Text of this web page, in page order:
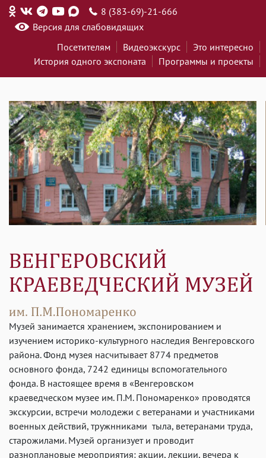
8 (383-69)-21-666
Версия для слабовидящих
Посетителям
Видеоэкскурс
Это интересно
История одного экспоната
Программы и проекты
Музей занимается хранением, экспонированием и
изучением историко-культурного наследия Венгеровского
района. Фонд музея насчитывает 8774 предметов
основного фонда, 7242 единицы вспомогательного
фонда. В настоящее время в «Венгеровском
краеведческом музее им. П.М. Пономаренко» проводятся
экскурсии, встречи молодежи с ветеранами и участниками
военных действий, тружнниками тыла, ветеранами труда,
старожилами. Музей организует и проводит
разноплановые мероприятия: акции, лекции, вечера к